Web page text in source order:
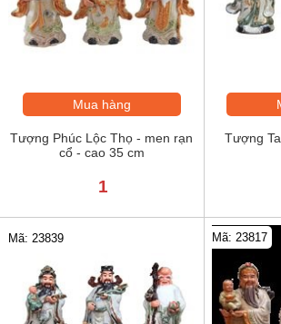
Mua hàng
Tượng Phúc Lộc Thọ - men rạn
cổ - cao 35 cm
1
Tượng
Mã: 23839 Mã: 23817